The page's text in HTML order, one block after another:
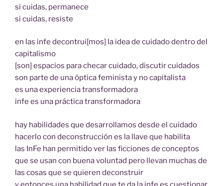
si cuidas, permanece
si cuidas, resiste
en las infe decontrui[mos] la idea de cuidado dentro del
capitalismo
[son] espacios para checar cuidado, discutir cuidados
son parte de una óptica feminista y no capitalista
es una experiencia transformadora
infe es una práctica transformadora
hay habilidades que desarrollamos desde el cuidado
hacerlo con deconstrucción es la llave que habilita
las InFe han permitido ver las ficciones de conceptos
que se usan con buena voluntad pero llevan muchas de
las cosas que se quieren deconstruir